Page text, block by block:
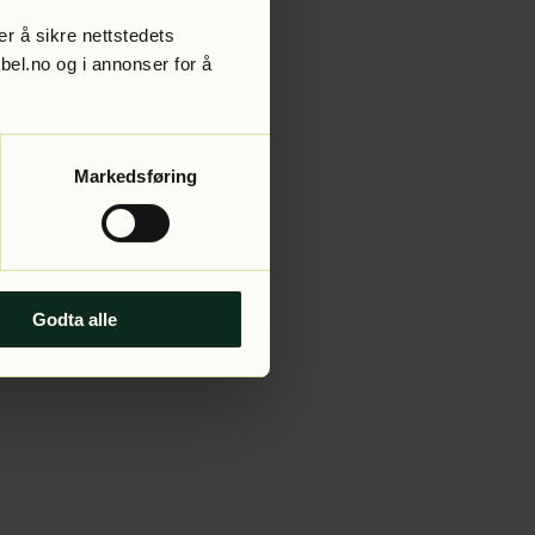
å sikre nettstedets
og i annonser for å
Markedsføring
Godta alle